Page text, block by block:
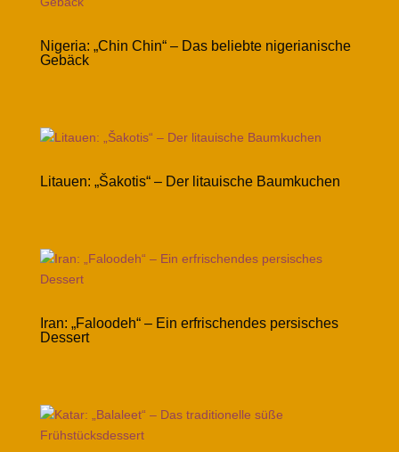
Nigeria: „Chin Chin“ – Das beliebte nigerianische
Gebäck
Litauen: „Šakotis“ – Der litauische Baumkuchen
Iran: „Faloodeh“ – Ein erfrischendes persisches
Dessert